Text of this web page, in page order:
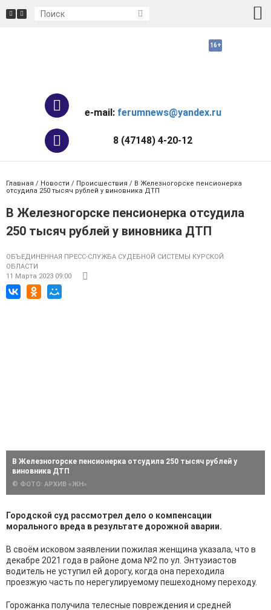
e-mail: ferumnews@yandex.ru
8 (47148) 4-20-12
Главная / Новости / Происшествия / В Железногорске пенсионерка
отсудила 250 тысяч рублей у виновника ДТП
В Железногорске пенсионерка отсудила
250 тысяч рублей у виновника ДТП
ОБЪЕДИНЕННАЯ ПРЕСС-СЛУЖБА СУДЕБНОЙ СИСТЕМЫ КУРСКОЙ
ОБЛАСТИ
11 Марта 2023 09:00
В Железногорске пенсионерка отсудила 250 тысяч рублей у
виновника ДТП
© ФОТО: АРХИВ «ЖН»
Городской суд рассмотрел дело о компенсации
морального вреда в результате дорожной аварии.
В своём исковом заявлении пожилая женщина указала, что в
декабре 2021 года в районе дома №2 по ул. Энтузиастов
водитель не уступил ей дорогу, когда она переходила
проезжую часть по нерегулируемому пешеходному переходу.
Горожанка получила телесные повреждения и средней